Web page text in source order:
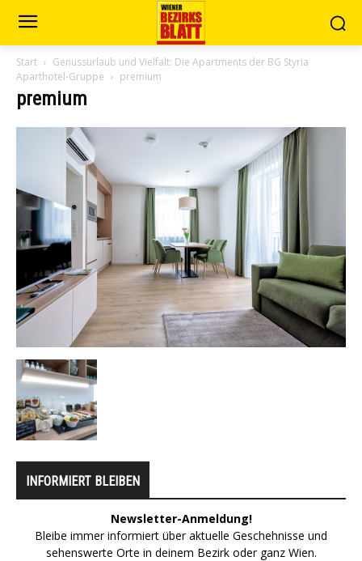
Start
Genussurlaub und Vielfalt: Die Apartments der BG Styria
Aparthotel-Gruppe
premium
premium
INFORMIERT BLEIBEN
Newsletter-Anmeldung!
Bleibe immer informiert über aktuelle Geschehnisse und
sehenswerte Orte in deinem Bezirk oder ganz Wien.